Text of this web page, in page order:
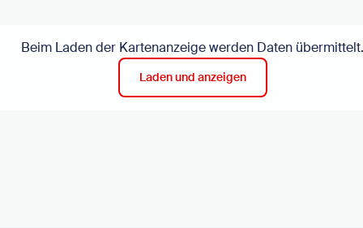
Beim Laden der Kartenanzeige werden Daten übermittelt.
Laden und anzeigen